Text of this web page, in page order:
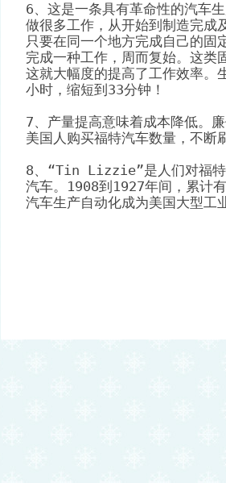
6、这是一条具有革命性的汽车
做很多工作，从开始到制造完成
只要在同一个地方完成自己的固
完成一种工作，周而复始。这类
这就大幅度的提高了工作效率。
小时，缩短到33分钟！
7、产量提高意味着成本降低。
美国人购买福特汽车数量，不断
8、“Tin Lizzie”是人们对福特
汽车。1908到1927年间，累计
汽车生产自动化成为美国大型工